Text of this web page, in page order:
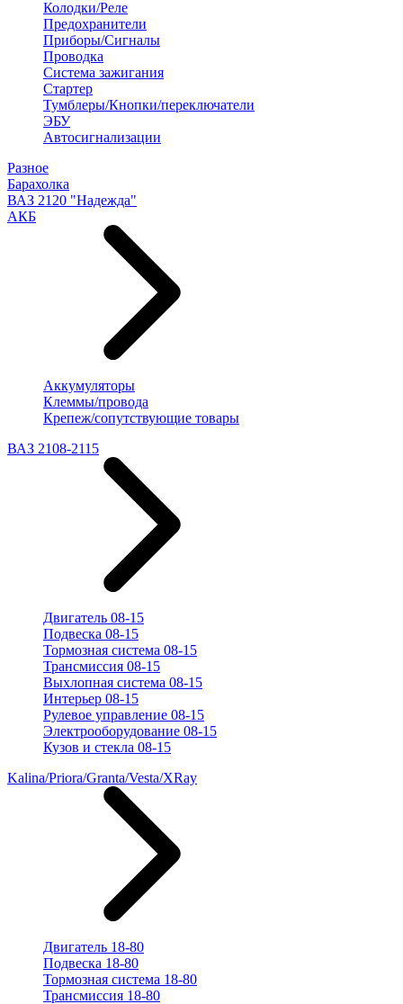
Колодки/Реле
Предохранители
Приборы/Сигналы
Проводка
Система зажигания
Стартер
Тумблеры/Кнопки/переключатели
ЭБУ
Автосигнализации
Разное
Барахолка
ВАЗ 2120 "Надежда"
АКБ
Аккумуляторы
Клеммы/провода
Крепеж/сопутствующие товары
ВАЗ 2108-2115
Двигатель 08-15
Подвеска 08-15
Тормозная система 08-15
Трансмиссия 08-15
Выхлопная система 08-15
Интерьер 08-15
Рулевое управление 08-15
Электрооборудование 08-15
Кузов и стекла 08-15
Kalina/Priora/Granta/Vesta/XRay
Двигатель 18-80
Подвеска 18-80
Тормозная система 18-80
Трансмиссия 18-80